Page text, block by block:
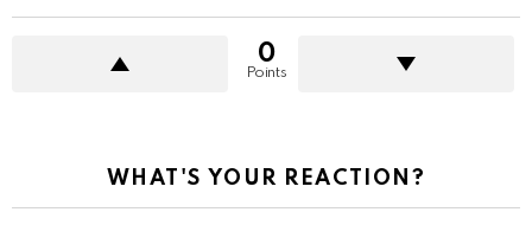
0
Points
WHAT'S YOUR REACTION?